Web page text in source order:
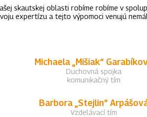
skautskej oblasti robíme robíme v
expertízu a tejto výpomoci venujú
Michaela „Mišiak“
Duchovná spojka
komunikačný tím
Barbora „Stejlin“
Vzdelávací tím